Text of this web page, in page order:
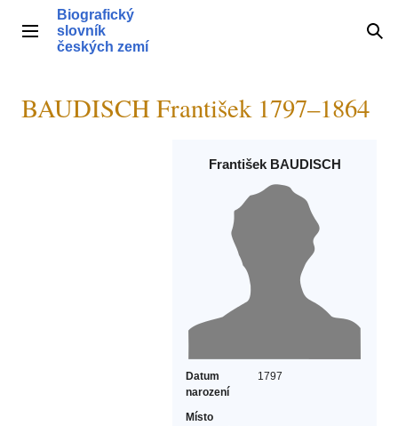
obsahHlavní menu
Biografický
slovník
českých zemí
BAUDISCH František 1797–1864
František BAUDISCH
Datum
narození
1797
Místo